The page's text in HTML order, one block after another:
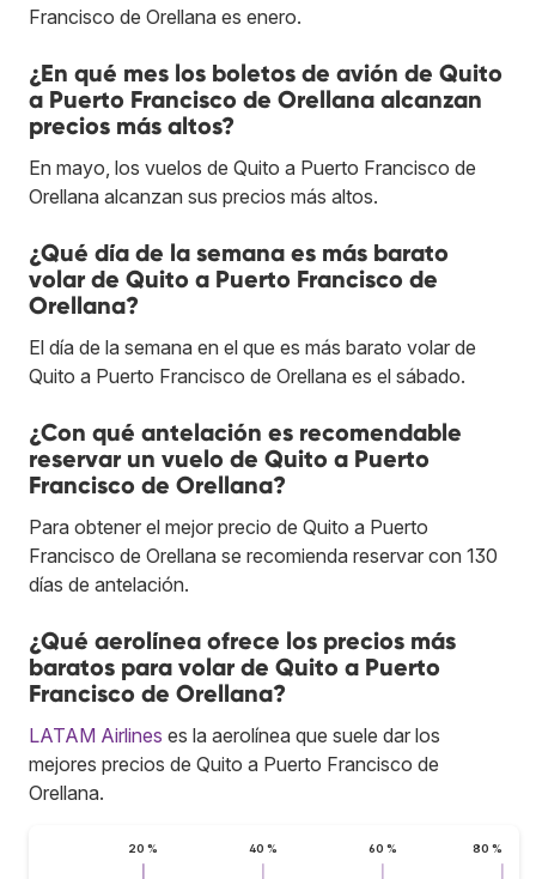
Francisco de Orellana es enero.
¿En qué mes los boletos de avión de Quito
a Puerto Francisco de Orellana alcanzan
precios más altos?
En mayo, los vuelos de Quito a Puerto Francisco de
Orellana alcanzan sus precios más altos.
¿Qué día de la semana es más barato
volar de Quito a Puerto Francisco de
Orellana?
El día de la semana en el que es más barato volar de
Quito a Puerto Francisco de Orellana es el sábado.
¿Con qué antelación es recomendable
reservar un vuelo de Quito a Puerto
Francisco de Orellana?
Para obtener el mejor precio de Quito a Puerto
Francisco de Orellana se recomienda reservar con 130
días de antelación.
¿Qué aerolínea ofrece los precios más
baratos para volar de Quito a Puerto
Francisco de Orellana?
LATAM Airlines es la aerolínea que suele dar los
mejores precios de Quito a Puerto Francisco de
Orellana.
20 % 40 % 60 % 80 %